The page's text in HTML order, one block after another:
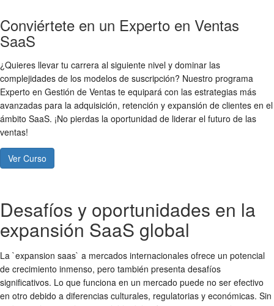
Conviértete en un Experto en Ventas
SaaS
¿Quieres llevar tu carrera al siguiente nivel y dominar las
complejidades de los modelos de suscripción? Nuestro programa
Experto en Gestión de Ventas te equipará con las estrategias más
avanzadas para la adquisición, retención y expansión de clientes en el
ámbito SaaS. ¡No pierdas la oportunidad de liderar el futuro de las
ventas!
Ver Curso
Desafíos y oportunidades en la
expansión SaaS global
La `expansion saas` a mercados internacionales ofrece un potencial
de crecimiento inmenso, pero también presenta desafíos
significativos. Lo que funciona en un mercado puede no ser efectivo
en otro debido a diferencias culturales, regulatorias y económicas. Sin